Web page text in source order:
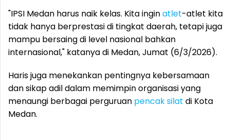
"IPSI Medan harus naik kelas. Kita inginatlet-atlet kita
tidak hanya berprestasi di tingkat daerah, tetapi juga
mampu bersaing di level nasional bahkan
internasional," katanya di Medan, Jumat (6/3/2026).
Haris juga menekankan pentingnya kebersamaan
dan sikap adil dalam memimpin organisasi yang
menaungi berbagai perguruan pencak silat di Kota
Medan.